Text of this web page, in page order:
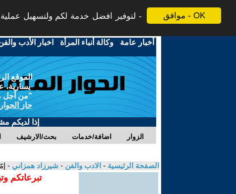
موافق - OK
لتوفير افضل خدمة لكم ولتسهيل
أخبار عامة -وكالة أنباء المرأة - اخبار الأدب
الموقع
يسارية،
"من أجل
حاز
إذا لديكم
بحث/الارشيف اضافة/خدمات الزوار
الصفحة الرئيسية - الادب والفن - شيرزاد همزاني -
تبرعاتكم